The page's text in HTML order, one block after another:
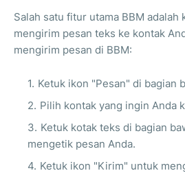
Salah satu fitur utama BBM adalah
mengirim pesan teks ke kontak
mengirim pesan di BBM:
Ketuk ikon "Pesan" di bagian
Pilih kontak yang ingin Anda
Ketuk kotak teks di bagian
mengetik pesan Anda.
Ketuk ikon "Kirim" untuk